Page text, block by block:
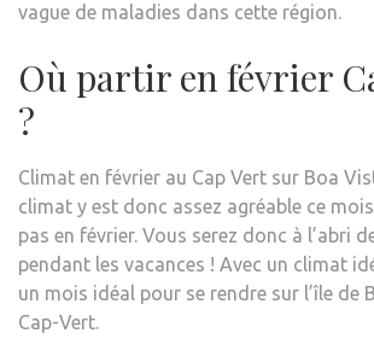
vague de maladies dans cette région.
Où partir en février
?
Climat en février au Cap Vert sur Boa
climat y est donc assez agréable ce
pas en février. Vous serez donc à l’abri
pendant les vacances ! Avec un climat
un mois idéal pour se rendre sur l’île de
Cap-Vert.